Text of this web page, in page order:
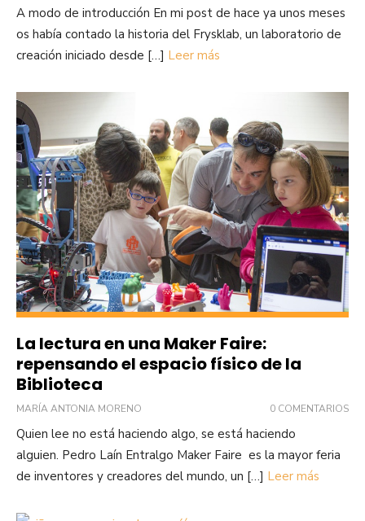
A modo de introducción En mi post de hace ya unos meses
os había contado la historia del Frysklab, un laboratorio de
creación iniciado desde […] Leer más
La lectura en una Maker Faire:
repensando el espacio físico de la
Biblioteca
MARÍA ANTONIA MORENO 0 COMENTARIOS
Quien lee no está haciendo algo, se está haciendo
alguien. Pedro Laín Entralgo Maker Faire es la mayor feria
de inventores y creadores del mundo, un […] Leer más